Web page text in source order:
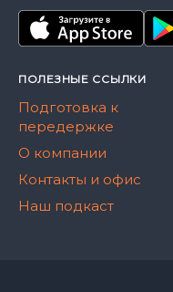
ПОЛЕЗНЫЕ ССЫЛКИ
Подготовка к
передержке
О компании
Контакты и офис
Наш подкаст